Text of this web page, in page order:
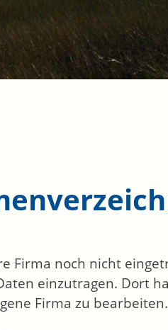
Firma noch nicht
einzutragen. Dort
Firma zu bearbeiten.